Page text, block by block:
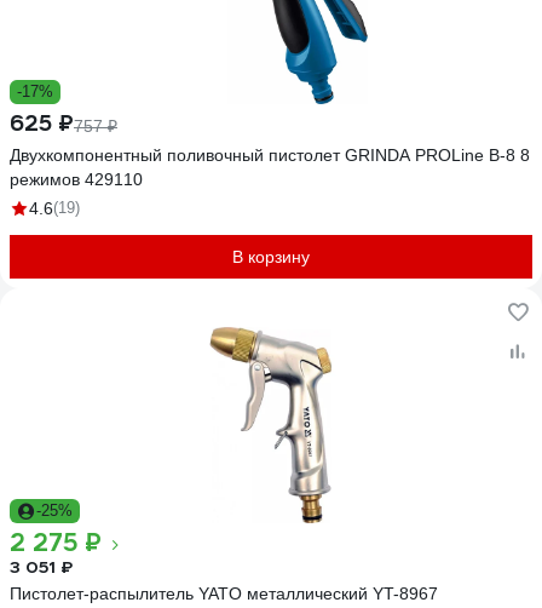
-17%
625 ₽757 ₽
Двухкомпонентный поливочный пистолет GRINDA PROLine B-8 8
режимов 429110
4.6(19)
В корзину
-25%
2 275 ₽
3 051 ₽
Пистолет-распылитель YATO металлический YT-8967